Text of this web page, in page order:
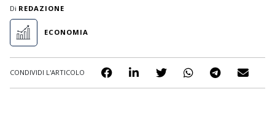
Di REDAZIONE
ECONOMIA
CONDIVIDI L'ARTICOLO